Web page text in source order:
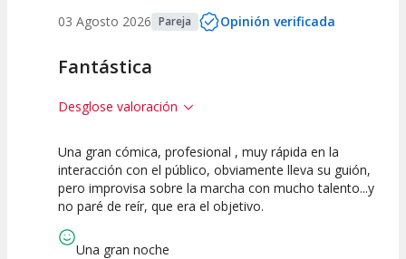
03 Agosto 2026 Pareja Opinión verificada
Fantástica
Desglose valoración
10
Calidad del
Espectáculo
10
Puesta en
Escena
10
Interpretación
artística
Una gran cómica, profesional , muy rápida en la
interacción con el público, obviamente lleva su guión,
pero improvisa sobre la marcha con mucho talento...y
no paré de reír, que era el objetivo.
Una gran noche